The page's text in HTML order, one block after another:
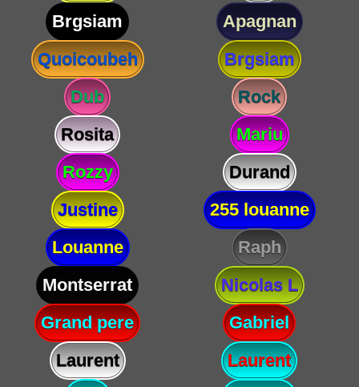
Brgsiam
Apagnan
Quoicoubeh
Brgsiam
Dub
Rock
Rosita
Mariu
Rozzy
Durand
Justine
255 louanne
Louanne
Raph
Montserrat
Nicolas L
Grand pere
Gabriel
Laurent
Laurent